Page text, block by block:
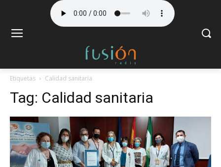
Etiquetas Calidad sanitaria
Tag: Calidad sanitaria